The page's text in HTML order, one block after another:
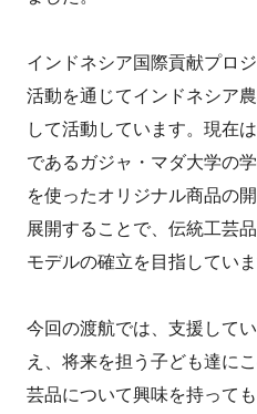
インドネシア国際貢献プロ
活動を通じてインドネシア
して活動しています。現在
であるガジャ・マダ大学の
を使ったオリジナル商品の
展開することで、伝統工芸
モデルの確立を目指していま
今回の渡航では、支援して
え、将来を担う子ども達に
芸品について興味を持って